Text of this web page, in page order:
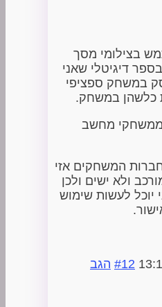
בצילומי מסך
דיגיטלי שאני
במשחק ספציפי
כלשהן במשחק.
ממשחקי מחשב
המשחקים אזי
ולא ישים ולכן
לעשות שימוש
#12 הגב